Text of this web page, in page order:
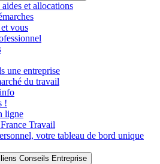
et allocations
vous
une entreprise
du travail
!
ligne
Travail
votre tableau de bord unique
Conseils Entreprise